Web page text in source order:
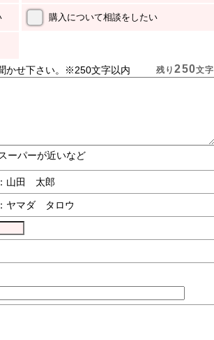
購入について相談をしたい
かせ下さい。※250文字以内
ーパーが近いなど
残り250文字
山田 太郎
ヤマダ タロウ